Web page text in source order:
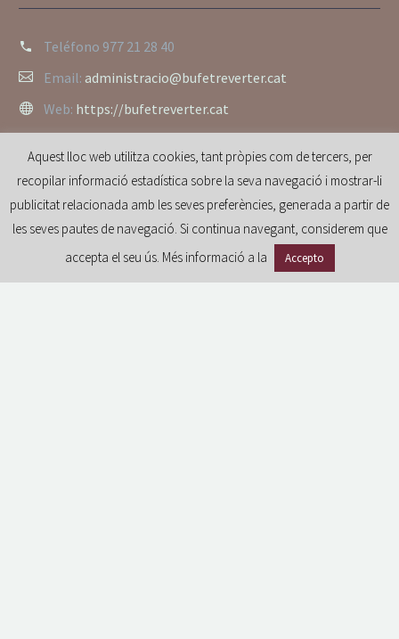
Teléfono 977 21 28 40
Email: administracio@bufetreverter.cat
Web: https://bufetreverter.cat
Aquest lloc web utilitza cookies, tant pròpies com de tercers, per
recopilar informació estadística sobre la seva navegació i mostrar-li
publicitat relacionada amb les seves preferències, generada a partir de
les seves pautes de navegació. Si continua navegant, considerem que
accepta el seu ús. Més informació a la
Accepto